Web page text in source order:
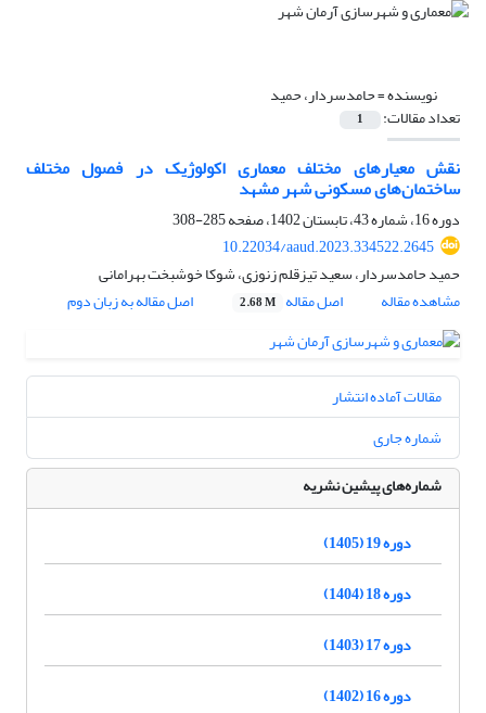
نویسنده =حامدسردار، حمید
تعداد مقالات: 1
نقش معیارهای مختلف معماری اکولوژیک در فصول مختلف
ساختمان‌های مسکونی شهر مشهد
دوره 16، شماره 43، تابستان 1402، صفحه
285-308
10.22034/aaud.2023.334522.2645
حمید حامدسردار، سعید تیزقلم زنوزی، شوکا خوشبخت بهرامانی
مشاهده مقاله
اصل مقاله 2.68 M اصل مقاله به زبان دوم
مقالات آماده انتشار
شماره جاری
شماره‌های پیشین نشریه
دوره 19 (1405)
دوره 18 (1404)
دوره 17 (1403)
دوره 16 (1402)